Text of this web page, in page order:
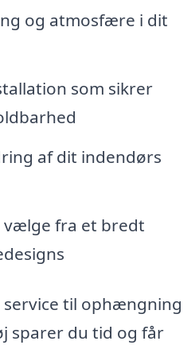
og atmosfære i dit
som sikrer
af dit indendørs
fra et bredt
til ophængning
sparer du tid og får